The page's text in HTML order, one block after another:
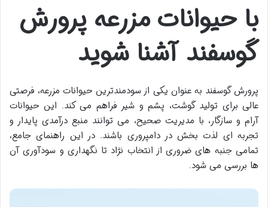
با حیوانات مزرعه پرورش
گوسفند آشنا شوید
پرورش گوسفند به عنوان یکی از سودمندترین حیوانات مزرعه، فرصتی
عالی برای تولید گوشت، پشم و شیر فراهم می کند. این حیوانات
آرام و سازگار، با مدیریت صحیح، می توانند منبع درآمدی پایدار و
تجربه ای لذت بخش در دامپروری باشند. در این راهنمای جامع،
تمامی جنبه های ضروری از انتخاب نژاد تا نگهداری و سودآوری آن
ها بررسی می شود.